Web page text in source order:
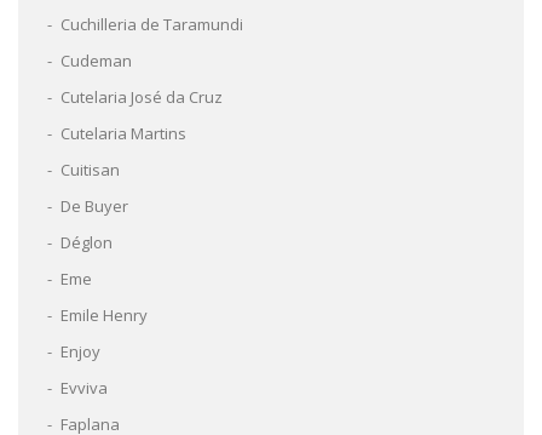
Cuchilleria de Taramundi
Cudeman
Cutelaria José da Cruz
Cutelaria Martins
Cuitisan
De Buyer
Déglon
Eme
Emile Henry
Enjoy
Evviva
Faplana